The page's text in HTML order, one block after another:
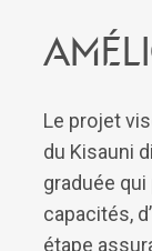
Le projet
du Kisauni
graduée
capacités,
étape